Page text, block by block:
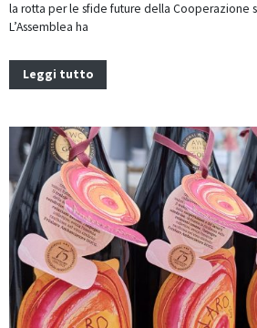
la rotta per le sfide future della Cooperazione
L’Assemblea ha
Leggi tutto